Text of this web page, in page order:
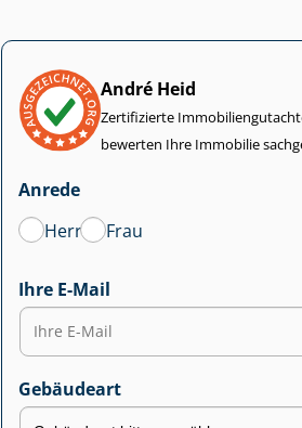
André Heid
Zertifizierte
bewerten Ihre Immobilie
Anrede
Herr
Frau
Ihre E-Mail
Gebäudeart